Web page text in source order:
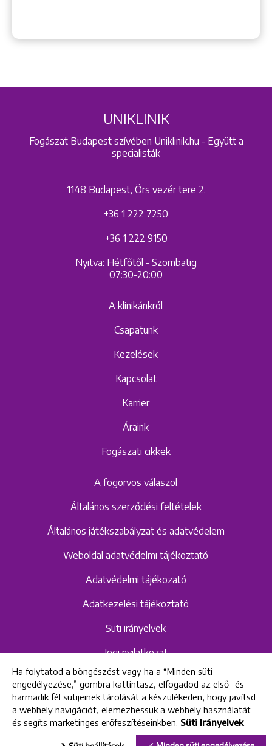
UNIKLINIK
Fogászat Budapest szívében Uniklinik.hu - Együtt a
specialisták
1148 Budapest, Örs vezér tere 2.
+36 1 222 7250
+36 1 222 9150
Nyitva: Hétfőtől - Szombatig
07:30-20:00
A klinikánkról
Csapatunk
Kezelések
Kapcsolat
Karrier
Áraink
Fogászati cikkek
A fogorvos válaszol
Általános szerződési feltételek
Általános játékszabályzat és adatvédelem
Weboldal adatvédelmi tájékoztató
Adatvédelmi tájékozató
Adatkezelési tájékoztató
Süti irányelvek
Jogi nyilatkozat
Hangrögzítéshez kapcsolódó adatvédelmi
szabályzat és tájékoztató
Ha folytatod a böngészést vagy ha a “Minden süti
engedélyezése,” gombra kattintasz, elfogadod az első- és
harmadik fél sütijeinek tárolását a készülékeden, hogy javítsd
a webhely navigációt, elemezhessük a webhely használatát
és segíts marketinges erőfeszítéseinkben. Süti Irányelvek